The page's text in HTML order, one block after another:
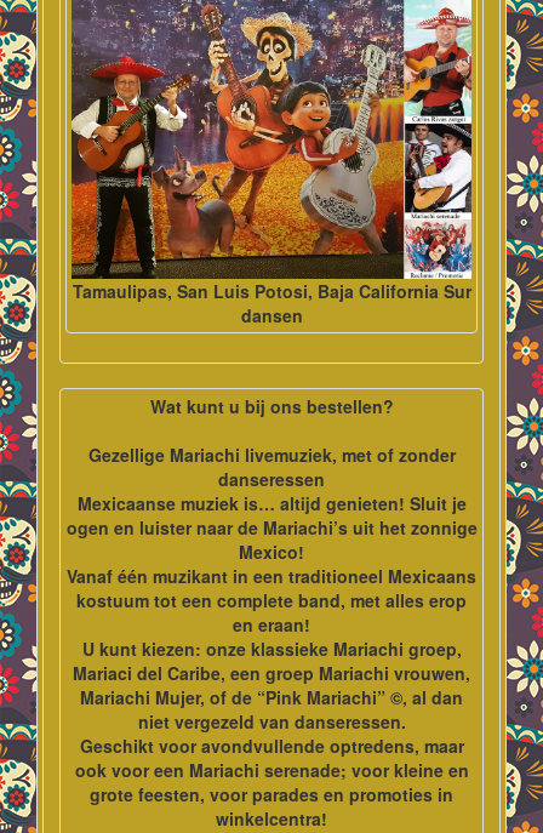
Tamaulipas, San Luis Potosi, Baja California Sur
dansen
Wat kunt u bij ons bestellen?
Gezellige Mariachi livemuziek, met of zonder
danseressen
Mexicaanse muziek is… altijd genieten! Sluit je
ogen en luister naar de Mariachi’s uit het zonnige
Mexico!
Vanaf één muzikant in een traditioneel Mexicaans
kostuum tot een complete band, met alles erop
en eraan!
U kunt kiezen: onze klassieke Mariachi groep,
Mariaci del Caribe, een groep Mariachi vrouwen,
Mariachi Mujer, of de “Pink Mariachi” ©, al dan
niet vergezeld van danseressen.
Geschikt voor avondvullende optredens, maar
ook voor een Mariachi serenade; voor kleine en
grote feesten, voor parades en promoties in
winkelcentra!